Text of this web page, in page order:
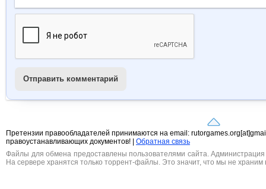
Отправить комментарий
Претензии правообладателей принимаются на email:
правоустанавливающих документов! |
Обратная связь
Файлы для обмена предоставлены пользователями сайта. Администрация
На сервере хранятся только торрент-файлы. Это значит, что мы не